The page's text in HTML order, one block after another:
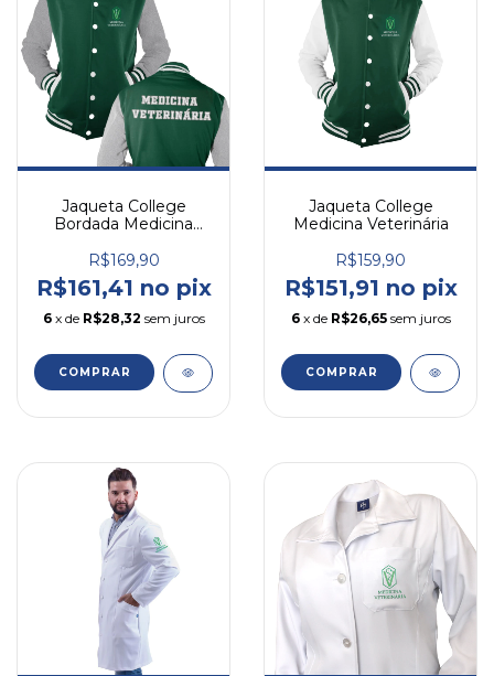
Jaqueta College
Bordada Medicina
R$169,90
R$161,41 no pix
6 x de R$28,32 sem juros
COMPRAR
Jaqueta College
Medicina Veterinária
R$159,90
R$151,91 no pix
6 x de R$26,65 sem juros
COMPRAR